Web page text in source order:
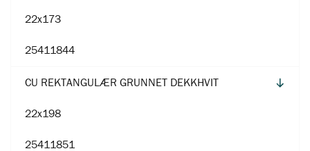
22x173
25411844
CU REKTANGULÆR GRUNNET DEKKHVIT
22x198
25411851